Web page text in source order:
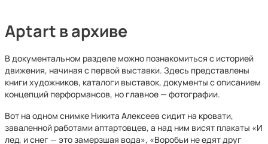
Aptart в архиве
В документальном разделе можно познакомиться с историей
движения, начиная с первой выставки. Здесь представлены
книги художников, каталоги выставок, документы с описанием
концепций перформансов, но главное — фотографии.
Вот на одном снимке Никита Алексеев сидит на кровати,
заваленной работами аптартовцев, а над ним висят плакаты «И
лед, и снег — это замерзшая вода», «Воробьи не едят друг